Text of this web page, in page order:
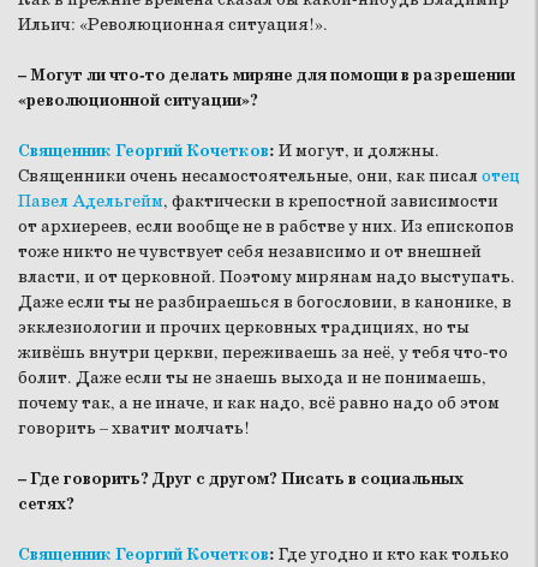
Ильич: «Революционная ситуация!».
– Могут ли что-то делать миряне для помощи в разрешении
«революционной ситуации»?
Священник Георгий Кочетков: И могут, и должны.
Священники очень несамостоятельные, они, как писалотец
Павел Адельгейм, фактически в крепостной зависимости
от архиереев, если вообще не в рабстве у них. Из епископов
тоже никто не чувствует себя независимо и от внешней
власти, и от церковной. Поэтому мирянам надо выступать.
Даже если ты не разбираешься в богословии, в канонике, в
экклезиологии и прочих церковных традициях, но ты
живёшь внутри церкви, переживаешь за неё, у тебя что-то
болит. Даже если ты не знаешь выхода и не понимаешь,
почему так, а не иначе, и как надо, всё равно надо об этом
говорить – хватит молчать!
– Где говорить? Друг с другом? Писать в социальных
сетях?
Священник Георгий Кочетков: Где угодно и кто как только